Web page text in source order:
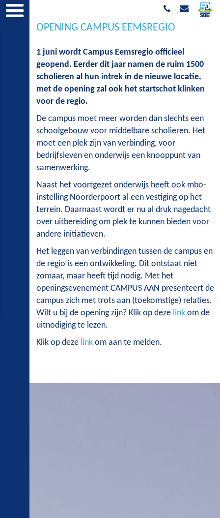
OPENING CAMPUS EEMSREGIO
1 juni wordt Campus Eemsregio officieel
geopend. Eerder dit jaar namen de ruim 1500
scholieren al hun intrek in de nieuwe locatie,
met de opening zal ook het startschot klinken
voor de regio.
De campus moet meer worden dan slechts een
schoolgebouw voor middelbare scholieren. Het
moet een plek zijn van verbinding, voor
bedrijfsleven en onderwijs een knooppunt van
samenwerking.
Naast het voortgezet onderwijs heeft ook mbo-
instelling Noorderpoort al een vestiging op het
terrein. Daarnaast wordt er nu al druk nagedacht
over uitbereiding om plek te kunnen bieden voor
andere initiatieven.
Het leggen van verbindingen tussen de campus en
de regio is een ontwikkeling. Dit ontstaat niet
zomaar, maar heeft tijd nodig. Met het
openingsevenement CAMPUS AAN presenteert de
campus zich met trots aan (toekomstige) relaties.
Wilt u bij de opening zijn? Klik op deze link om de
uitnodiging te lezen.
Klik op deze link om aan te melden.